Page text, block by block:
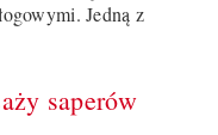
Jedną z
saperów